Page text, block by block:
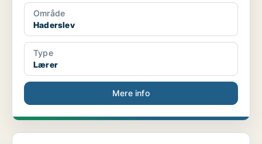
Område
Haderslev
Type
Lærer
Mere info
Butikschef søges til dameafdeling i Haderslev